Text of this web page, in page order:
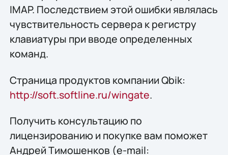
IMAP. Последствием этой ошибки являлась
чувствительность сервера к регистру
клавиатуры при вводе определенных
команд.
Страница продуктов компании Qbik:
http://soft.softline.ru/wingate.
Получить конcультацию по
лицензированию и покупке вам поможет
Андрей Тимошенков (e-mail: